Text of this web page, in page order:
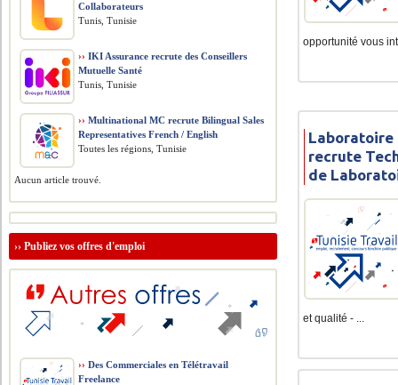
opportunité vous
Laboratoire
recrute
de
et qualité - ...
Collaborateurs
Tunis, Tunisie
›› IKI Assurance recrute des Conseillers
Mutuelle Santé
Tunis, Tunisie
›› Multinational MC recrute Bilingual Sales
Representatives French / English
Toutes les régions, Tunisie
Aucun article trouvé.
››Publiez vos offres d'emploi
›› Des Commerciales en Télétravail
Freelance